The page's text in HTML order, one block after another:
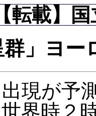
【転載】
群」ヨ
現が予
界時２